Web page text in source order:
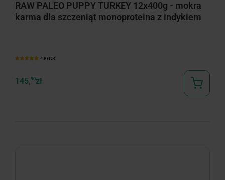
RAW PALEO PUPPY TURKEY 12x400g - mokra
karma dla szczeniąt monoproteina z indykiem
4.9 (124)
145,90zł